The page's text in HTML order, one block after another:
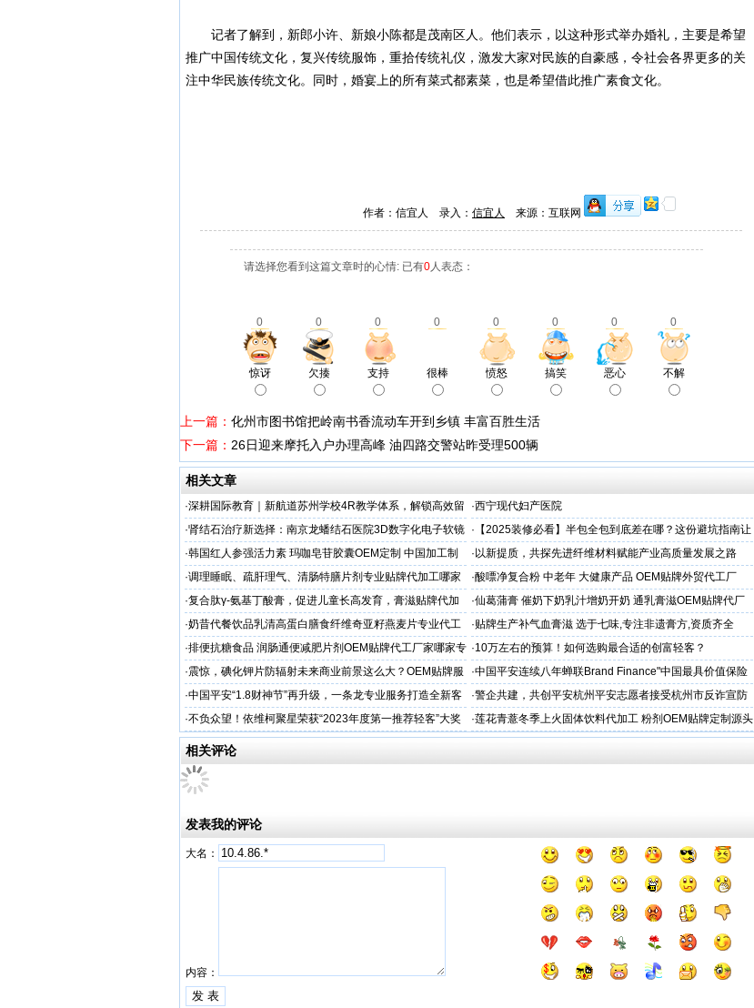
记者了解到，新郎小许、新娘小陈都是茂南区人。他们表示，以这种形式举办婚礼，主要是希望
推广中国传统文化，复兴传统服饰，重拾传统礼仪，激发大家对民族的自豪感，令社会各界更多的关
注中华民族传统文化。同时，婚宴上的所有菜式都素菜，也是希望借此推广素食文化。
作者：信宜人 录入： 信宜人 来源：互联网
请选择您看到这篇文章时的心情: 已有0人表态：
0 0 0 0 0 0 0 0
惊讶 欠揍 支持 很棒 愤怒 搞笑 恶心 不解
上一篇： 化州市图书馆把岭南书香流动车开到乡镇 丰富百胜生活
下一篇： 26日迎来摩托入户办理高峰 油四路交警站昨受理500辆
相关文章
·深耕国际教育｜新航道苏州学校4R教学体系，解锁高效留
学备考之路
·西宁现代妇产医院
·肾结石治疗新选择：南京龙蟠结石医院3D数字化电子软镜
保肾取石术
· 【2025装修必看】半包全包到底差在哪？这份避坑指南让
你省下3万冤枉钱！
·韩国红人参强活力素 玛咖皂苷胶囊OEM定制 中国加工制
造商
· 以新提质，共探先进纤维材料赋能产业高质量发展之路
·调理睡眠、疏肝理气、清肠特膳片剂专业贴牌代加工哪家
专业
·酸嘌净复合粉 中老年 大健康产品 OEM贴牌外贸代工厂
·复合肽γ-氨基丁酸膏，促进儿童长高发育，膏滋贴牌代加
工厂家
·仙葛蒲膏 催奶下奶乳汁增奶开奶 通乳膏滋OEM贴牌代厂
家
·奶昔代餐饮品乳清高蛋白膳食纤维奇亚籽燕麦片专业代工
厂家
·贴牌生产补气血膏滋 选于七味,专注非遗膏方,资质齐全
·排便抗糖食品 润肠通便减肥片剂OEM贴牌代工厂家哪家专
业
·10万左右的预算！如何选购最合适的创富轻客？
·震惊，碘化钾片防辐射未来商业前景这么大？OEM贴牌服
务商
·中国平安连续八年蝉联Brand Finance"中国最具价值保险
品牌"
·中国平安“1.8财神节”再升级，一条龙专业服务打造全新客
户体验
·警企共建，共创平安杭州平安志愿者接受杭州市反诈宣防
人才专项培训
·不负众望！依维柯聚星荣获“2023年度第一推荐轻客”大奖 ·莲花青薏冬季上火固体饮料代加工 粉剂OEM贴牌定制源头
工厂
相关评论
发表我的评论
大名：
内容：